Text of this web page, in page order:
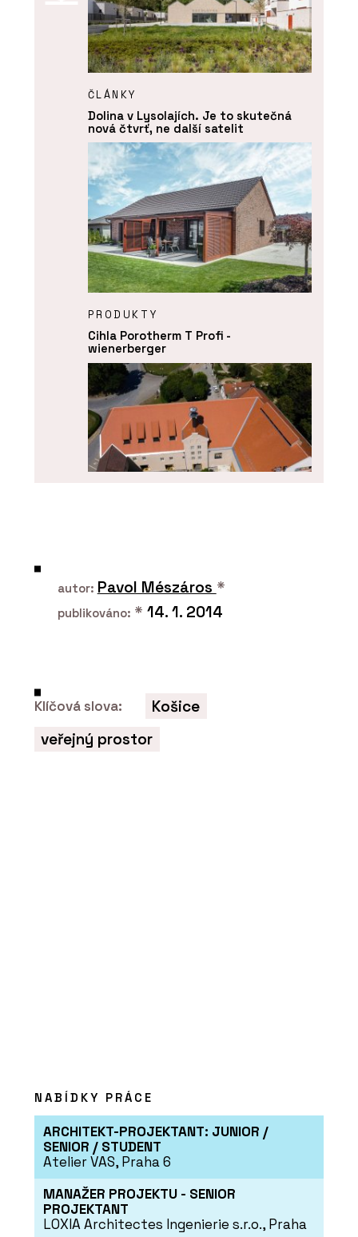
ČLÁNKY
Dolina v Lysolajích. Je to skutečná
nová čtvrť, ne další satelit
PRODUKTY
Cihla Porotherm T Profi -
wienerberger
PRODUKTY
Lícové cihly a obkladové pásky Terca
- wienerberger
autor: Pavol Mészáros *
publikováno: * 14. 1. 2014
Klíčová slova:
Košice
veřejný prostor
NABÍDKY PRÁCE
ARCHITEKT-PROJEKTANT: JUNIOR /
SENIOR / STUDENT
Atelier VAS, Praha 6
MANAŽER PROJEKTU - SENIOR
PROJEKTANT
LOXIA Architectes Ingenierie s.r.o., Praha